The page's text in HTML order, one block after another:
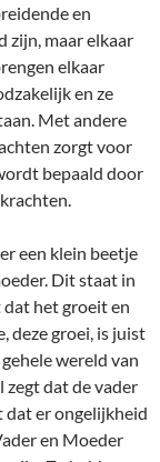
en
zijn, maar elkaar
elkaar
en ze
Met andere
zorgt voor
bepaald door
een klein beetje
Dit staat in
het groeit en
deze groei, is juist
wereld van
zegt dat de vader
dat er ongelijkheid
en Moeder